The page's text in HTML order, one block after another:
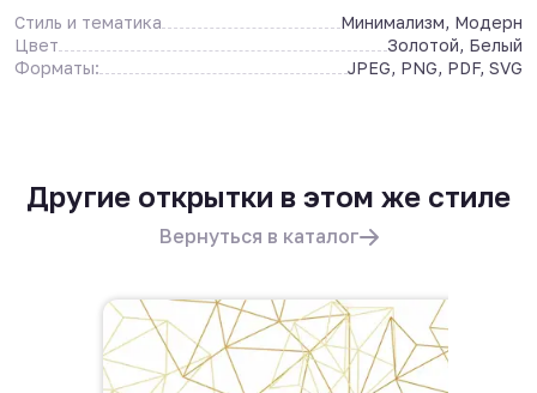
Стиль и тематика
Минимализм, Модерн
Цвет
Золотой, Белый
Форматы:
JPEG, PNG, PDF, SVG
Другие открытки в этом же стиле
Вернуться в каталог